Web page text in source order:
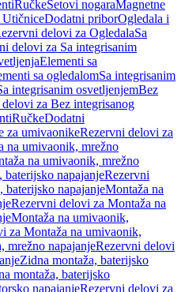
RučkeSetovi nogaraMagnetne
UtičniceDodatni priborOgledala i
delovi za OgledalaSa
delovi za Sa integrisanim
Elementi sa
sa ogledalomSa integrisanim
integrisanim osvetljenjemBez
za Bez integrisanog
RučkeDodatni
za umivaonikeRezervni delovi za
na umivaonik, mrežno
na umivaonik, mrežno
napajanjeRezervni
baterijsko napajanjeMontaža na
Rezervni delovi za Montaža na
Montaža na umivaonik,
za Montaža na umivaonik,
mrežno napajanjeRezervni delovi
Zidna montaža, baterijsko
montaža, baterijsko
napajanjeRezervni delovi za